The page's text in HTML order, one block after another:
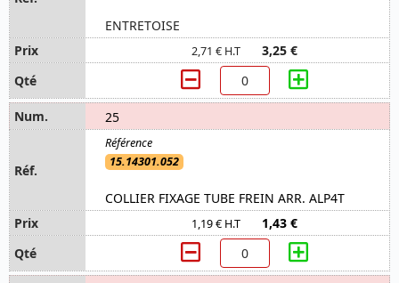
ENTRETOISE
2,71 € H.T 3,25 €
25
15.14301.052
COLLIER FIXAGE TUBE FREIN ARR. ALP4T
1,19 € H.T 1,43 €